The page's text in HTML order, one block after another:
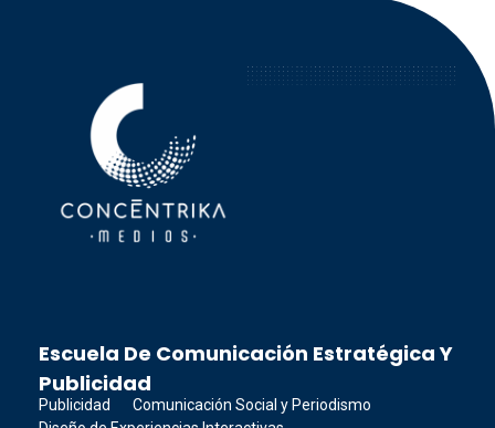
Escuela De Comunicación Estratégica Y
Publicidad
Publicidad
Comunicación Social y Periodismo